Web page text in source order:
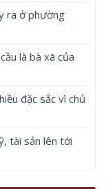
ra ở phường
là bà xã của
đặc sắc vì chủ
tài sản lên tới